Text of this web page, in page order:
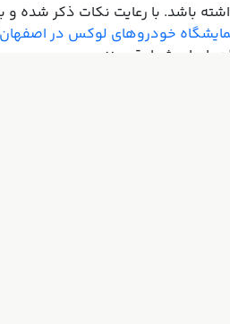
باشد. با رعایت نکات ذکر شده